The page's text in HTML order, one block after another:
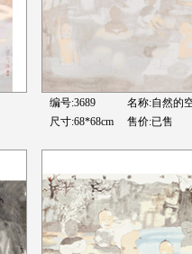
编号:3689
名称:自然的
尺寸:68*68cm
售价:已售